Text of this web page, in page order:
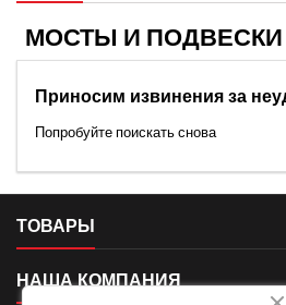
МОСТЫ И ПОДВЕСКИ
Приносим извинения за
Попробуйте поискать снова
ТОВАРЫ
НАША КОМПАНИЯ